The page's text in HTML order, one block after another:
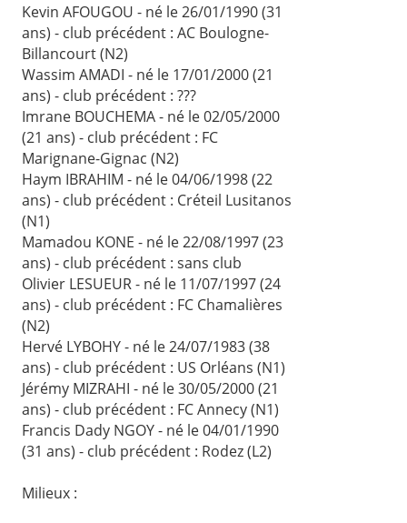
Kevin AFOUGOU - né le 26/01/1990 (31
ans) - club précédent : AC Boulogne-
Billancourt (N2)
Wassim AMADI - né le 17/01/2000 (21
ans) - club précédent : ???
Imrane BOUCHEMA - né le 02/05/2000
(21 ans) - club précédent : FC
Marignane-Gignac (N2)
Haym IBRAHIM - né le 04/06/1998 (22
ans) - club précédent : Créteil Lusitanos
(N1)
Mamadou KONE - né le 22/08/1997 (23
ans) - club précédent : sans club
Olivier LESUEUR - né le 11/07/1997 (24
ans) - club précédent : FC Chamalières
(N2)
Hervé LYBOHY - né le 24/07/1983 (38
ans) - club précédent : US Orléans (N1)
Jérémy MIZRAHI - né le 30/05/2000 (21
ans) - club précédent : FC Annecy (N1)
Francis Dady NGOY - né le 04/01/1990
(31 ans) - club précédent : Rodez (L2)
Milieux :